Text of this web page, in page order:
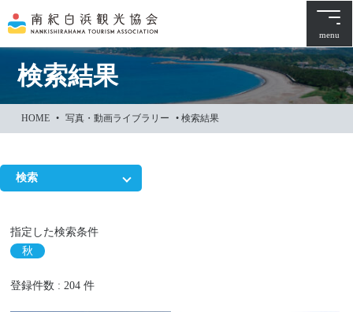
文
に
ッ
menu
検索結果
HOME • 写真・動画ライブラリー •検索結果
検索
指定した検索条件
秋
登録件数 : 204 件